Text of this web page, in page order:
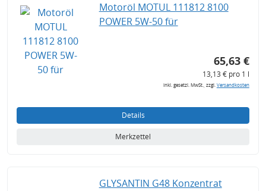
Motoröl MOTUL 111812 8100
POWER 5W-50 für
65,63 €
13,13 € pro 1 l
inkl. gesetzl. MwSt., zzgl.Versandkosten
Details
Merkzettel
GLYSANTIN G48 Konzentrat